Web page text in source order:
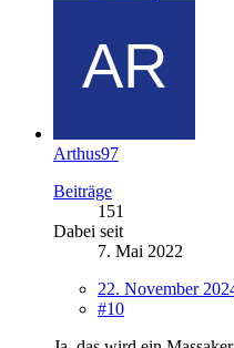
Arthus97
Beiträge
151
Dabei seit
7. Mai 2022
22. November
#10